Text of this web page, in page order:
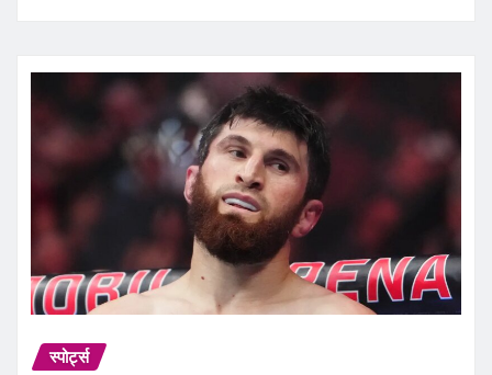
स्पोर्ट्स